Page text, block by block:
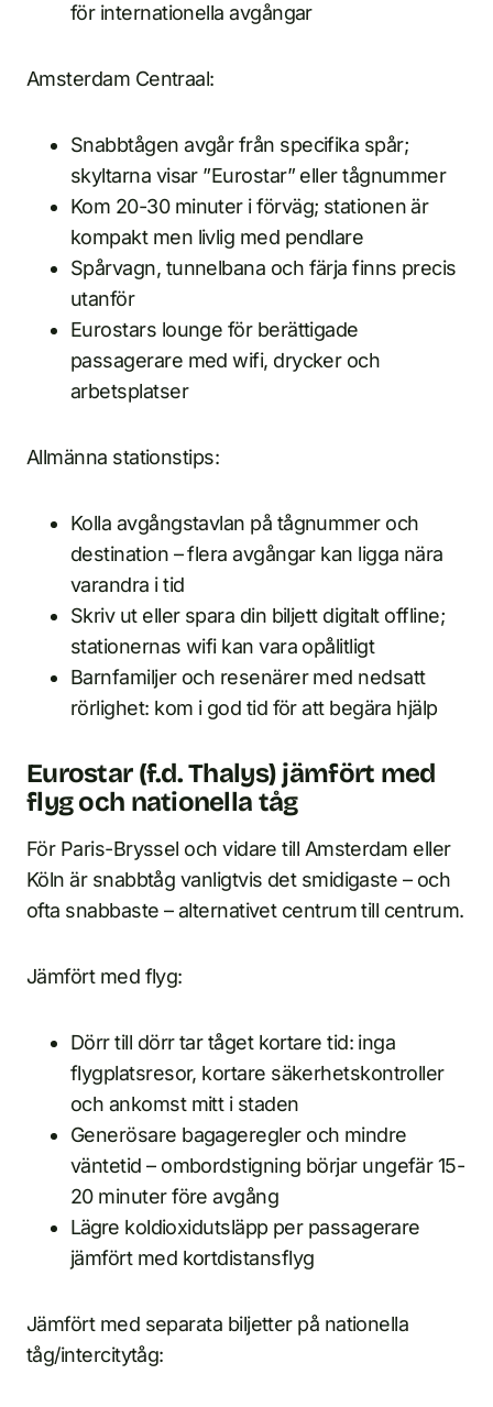
för internationella avgångar
Amsterdam Centraal:
Snabbtågen avgår från specifika spår;
skyltarna visar ”Eurostar” eller tågnummer
Kom 20-30 minuter i förväg; stationen är
kompakt men livlig med pendlare
Spårvagn, tunnelbana och färja finns precis
utanför
Eurostars lounge för berättigade
passagerare med wifi, drycker och
arbetsplatser
Allmänna stationstips:
Kolla avgångstavlan på tågnummer och
destination – flera avgångar kan ligga nära
varandra i tid
Skriv ut eller spara din biljett digitalt offline;
stationernas wifi kan vara opålitligt
Barnfamiljer och resenärer med nedsatt
rörlighet: kom i god tid för att begära hjälp
Eurostar (f.d. Thalys) jämfört med
flyg och nationella tåg
För Paris-Bryssel och vidare till Amsterdam eller
Köln är snabbtåg vanligtvis det smidigaste – och
ofta snabbaste – alternativet centrum till centrum.
Jämfört med flyg:
Dörr till dörr tar tåget kortare tid: inga
flygplatsresor, kortare säkerhetskontroller
och ankomst mitt i staden
Generösare bagageregler och mindre
väntetid – ombordstigning börjar ungefär 15-
20 minuter före avgång
Lägre koldioxidutsläpp per passagerare
jämfört med kortdistansflyg
Jämfört med separata biljetter på nationella
tåg/intercitytåg: